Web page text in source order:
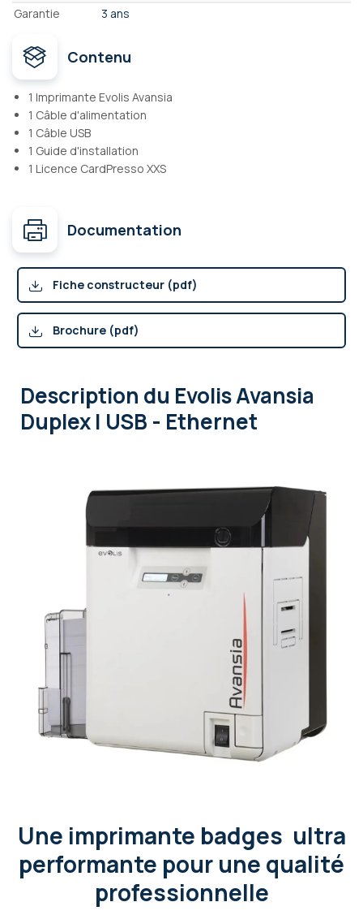
Garantie 3 ans
Contenu
1 Imprimante Evolis Avansia
1 Câble d'alimentation
1 Câble USB
1 Guide d'installation
1 Licence CardPresso XXS
Documentation
Fiche constructeur (pdf)
Brochure (pdf)
Description du Evolis Avansia
Duplex | USB - Ethernet
Une imprimante badges ultra
performante pour une qualité
professionnelle